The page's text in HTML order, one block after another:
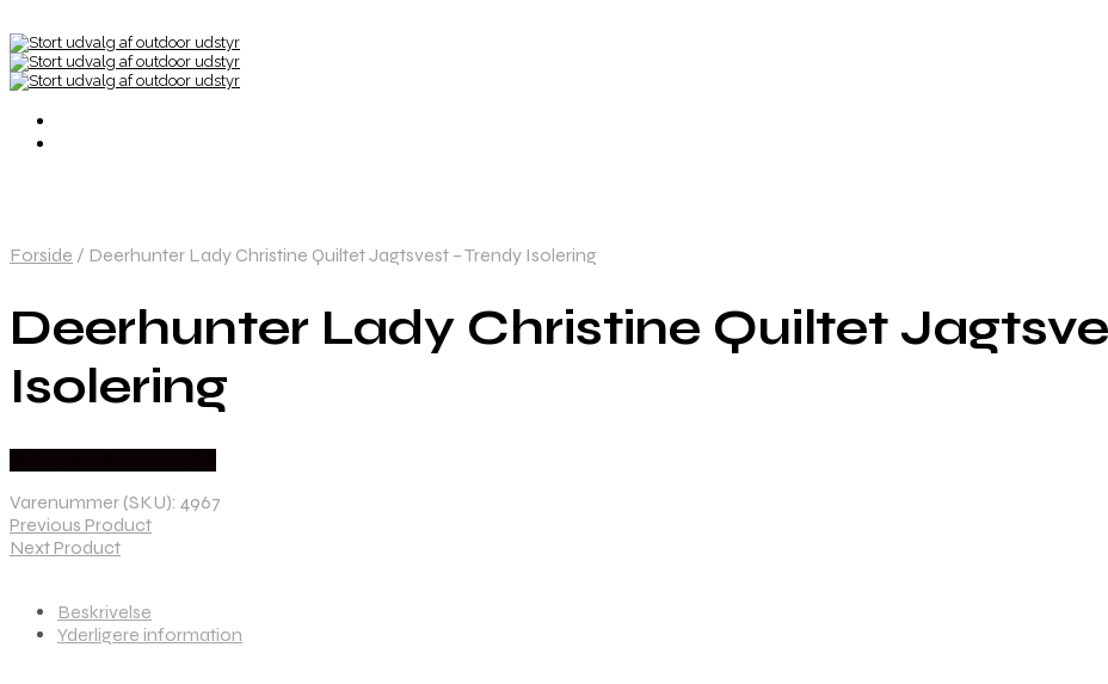
Forside / Deerhunter Lady Christine Quiltet Jagtsvest – Trendy Isolering
Deerhunter Lady Christine Quiltet
Isolering
Varenummer (SKU): 4967
Previous Product
Next Product
Beskrivelse
Yderligere information